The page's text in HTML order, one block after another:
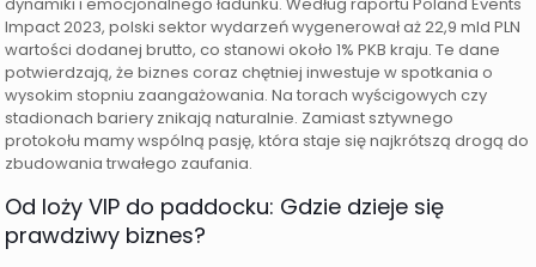
Impact 2023, polski sektor wydarzeń wygenerował aż 22,9 mld PLN
wartości dodanej brutto, co stanowi około 1% PKB kraju. Te dane
potwierdzają, że biznes coraz chętniej inwestuje w spotkania o
wysokim stopniu zaangażowania. Na torach wyścigowych czy
stadionach bariery znikają naturalnie. Zamiast sztywnego
protokołu mamy wspólną pasję, która staje się najkrótszą drogą do
zbudowania trwałego zaufania.
Od loży VIP do paddocku: Gdzie dzieje się
prawdziwy biznes?